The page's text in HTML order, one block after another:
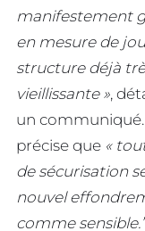
manifestement
en mesure de
structure déjà
vieillissante »,
un
précise que «
de sécurisation
nouvel
comme sensible.’